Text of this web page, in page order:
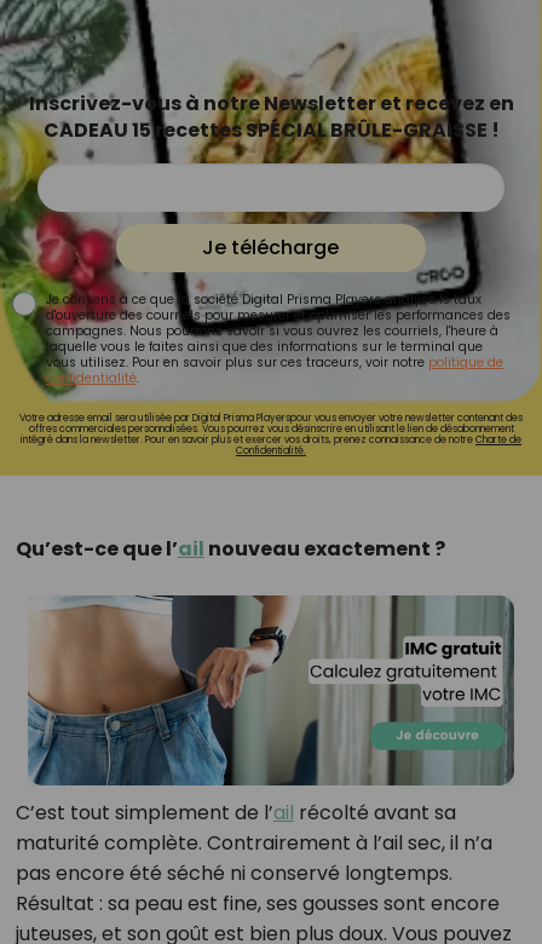
Inscrivez-vous à notre Newsletter et recevez en
CADEAU 15 recettes SPÉCIAL BRÛLE-GRAISSE !
Je télécharge
Je consens à ce que la société Digital Prisma Players analyse le taux
d'ouverture des courriels pour mesurer et optimiser les performances des
campagnes. Nous pourrons savoir si vous ouvrez les courriels, l'heure à
laquelle vous le faites ainsi que des informations sur le terminal que
vous utilisez. Pour en savoir plus sur ces traceurs, voir notre politique de
confidentialité.
Votre adresse email sera utilisée par Digital Prisma Playerspour vous envoyer votre newsletter contenant des
offres commerciales personnalisées. Vous pourrez vous désinscrire en utilisant le lien de désabonnement
intégré dans la newsletter. Pour en savoir plus et exercer vos droits, prenez connaissance de notreCharte de
Confidentialité.
Qu’est-ce que l’ail nouveau exactement ?
C’est tout simplement de l’ail récolté avant sa
maturité complète. Contrairement à l’ail sec, il n’a
pas encore été séché ni conservé longtemps.
Résultat : sa peau est fine, ses gousses sont encore
juteuses, et son goût est bien plus doux. Vous pouvez